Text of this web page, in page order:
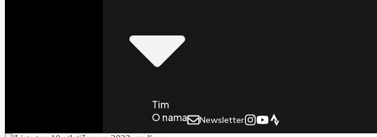
Tim
O nama
Newsletter